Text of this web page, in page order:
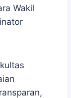
Wakil